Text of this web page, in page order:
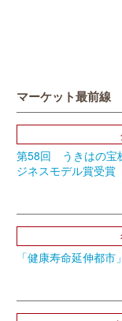
マーケット最前線
第58回 うきはの
ジネスモデル賞受賞
「健康寿命延伸都